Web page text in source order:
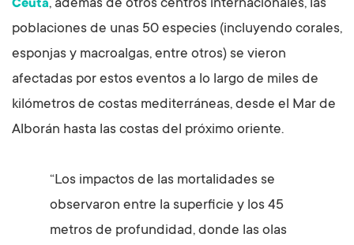
Ceuta, además de otros centros internacionales, las
poblaciones de unas 50 especies (incluyendo corales,
esponjas y macroalgas, entre otros) se vieron
afectadas por estos eventos a lo largo de miles de
kilómetros de costas mediterráneas, desde el Mar de
Alborán hasta las costas del próximo oriente.
“Los impactos de las mortalidades se
observaron entre la superficie y los 45
metros de profundidad, donde las olas